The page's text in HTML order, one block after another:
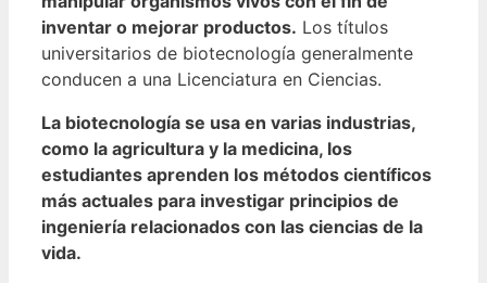
inventar o mejorar productos. Los títulos
universitarios de biotecnología generalmente
conducen a una Licenciatura en Ciencias.
La biotecnología se usa en varias industrias,
como la agricultura y la medicina, los
estudiantes aprenden los métodos científicos
más actuales para investigar principios de
ingeniería relacionados con las ciencias de la
vida.